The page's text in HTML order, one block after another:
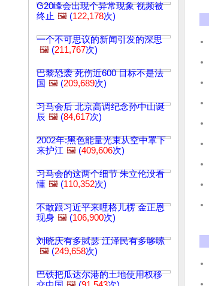
G20峰会出现个异常现象 视频被
终止 🖼️ (122,178次)
一个不可思议的新闻引发的深思
🖼️ (211,767次)
巴黎恐袭 死伤近600 目标不是法
国 🖼️ (209,689次)
习马会后 北京高调纪念孙中山诞
辰 🖼️ (84,617次)
2002年:黑色能量光束从空中罩下
来护江 🖼️ (409,606次)
习马会的这两个细节 朱立伦没看
懂 🖼️ (110,352次)
不敢跟习近平来哩格儿楞 金正恩
现身 🖼️ (106,900次)
刘晓庆有多脦瑟 江泽民有多哆嗦
🖼️ (249,658次)
巴铁把瓜达尔港的土地使用权移